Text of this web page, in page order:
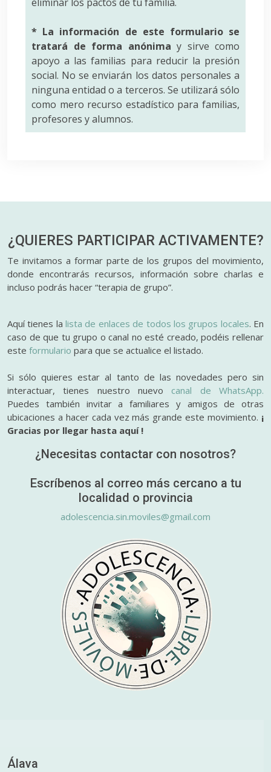
* La información de este formulario se
tratará de forma anónima y sirve como
apoyo a las familias para reducir la presión
social. No se enviarán los datos personales a
ninguna entidad o a terceros. Se utilizará sólo
como mero recurso estadístico para familias,
profesores y alumnos.
¿QUIERES PARTICIPAR ACTIVAMENTE?
Te invitamos a formar parte de los grupos del movimiento,
donde encontrarás recursos, información sobre charlas e
incluso podrás hacer “terapia de grupo”.
Aquí tienes lalista de enlaces de todos los grupos locales. En
caso de que tu grupo o canal no esté creado, podéis rellenar
este formulario para que se actualice el listado.
Si sólo quieres estar al tanto de las novedades pero sin
interactuar, tienes nuestro nuevo canal de WhatsApp.
Puedes también invitar a familiares y amigos de otras
ubicaciones a hacer cada vez más grande este movimiento. ¡
Gracias por llegar hasta aquí !
¿Necesitas contactar con nosotros?
Escríbenos al correo más cercano a tu
localidad o provincia
adolescencia.sin.moviles@gmail.com
Álava